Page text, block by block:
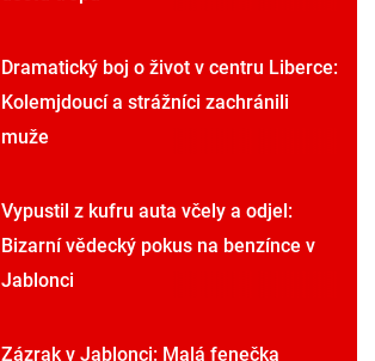
Dramatický boj o život v centru Liberce:
Kolemjdoucí a strážníci zachránili
muže
Vypustil z kufru auta včely a odjel:
Bizarní vědecký pokus na benzínce v
Jablonci
Zázrak v Jablonci: Malá fenečka